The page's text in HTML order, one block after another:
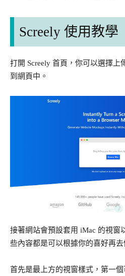
Screely 使用教學
打開 Screely 首頁，你可以選擇上
到網頁中。
接著網站會預設套用 iMac 的視窗
些內容都是可以根據你的喜好再去
首先是最上方的視窗樣式，第一